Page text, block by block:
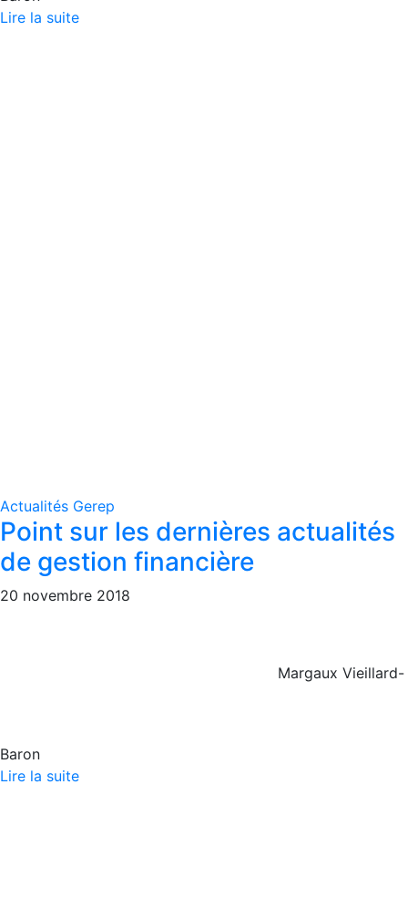
Lire la suite
Actualités Gerep
Point sur les dernières actualités
de gestion financière
20 novembre 2018
Margaux Vieillard-
Baron
Lire la suite